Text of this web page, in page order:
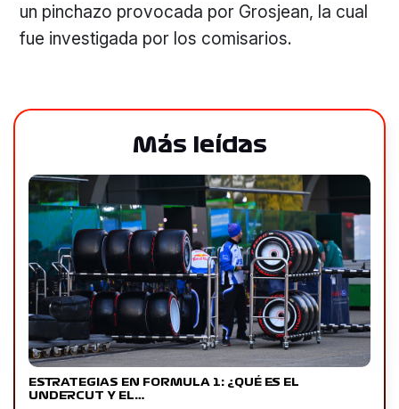
un pinchazo provocada por Grosjean, la cual
fue investigada por los comisarios.
Más leídas
ESTRATEGIAS EN FORMULA 1: ¿QUÉ ES EL
UNDERCUT Y EL…